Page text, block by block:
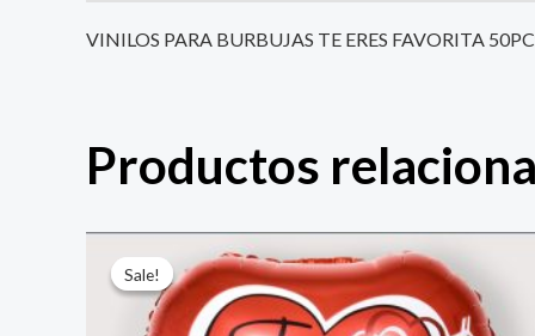
VINILOS PARA BURBUJAS TE ERES FAVORITA
Productos
Sale!
Sale!precio
original
era:
precio
actual
es: